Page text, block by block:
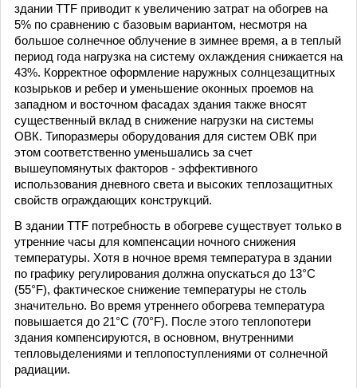
здании TTF приводит к увеличению затрат на обогрев на
5% по сравнению с базовым вариантом, несмотря на
большое солнечное облучение в зимнее время, а в теплый
период года нагрузка на систему охлаждения снижается на
43%. Корректное оформление наружных солнцезащитных
козырьков и ребер и уменьшение оконных проемов на
западном и восточном фасадах здания также вносят
существенный вклад в снижение нагрузки на системы
ОВК. Типоразмеры оборудования для систем ОВК при
этом соответственно уменьшались за счет
вышеупомянутых факторов - эффективного
использования дневного света и высоких теплозащитных
свойств ограждающих конструкций.
В здании TTF потребность в обогреве существует только в
утренние часы для компенсации ночного снижения
температуры. Хотя в ночное время температура в здании
по графику регулирования должна опускаться до 13°С
(55°F), фактическое снижение температуры не столь
значительно. Во время утреннего обогрева температура
повышается до 21°С (70°F). После этого теплопотери
здания компенсируются, в основном, внутренними
тепловыделениями и теплопоступлениями от солнечной
радиации.